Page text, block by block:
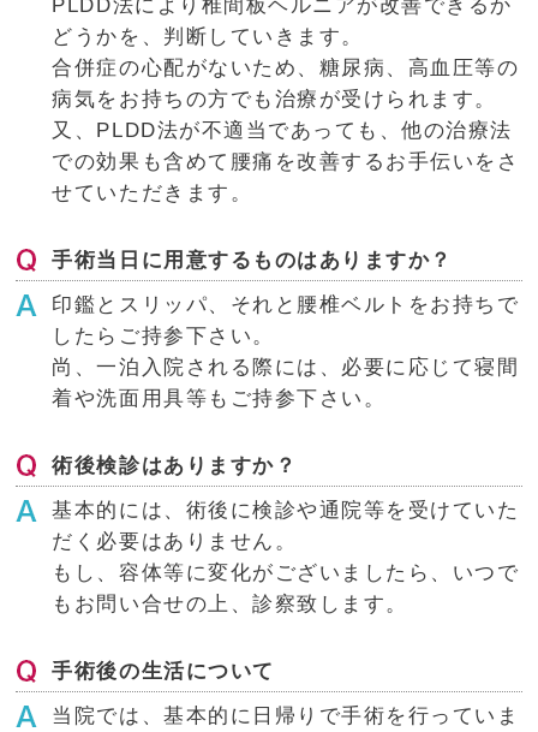
PLDD法により椎間板ヘルニアが改善できるか
どうかを、判断していきます。
合併症の心配がないため、糖尿病、高血圧等の
病気をお持ちの方でも治療が受けられます。
又、PLDD法が不適当であっても、他の治療法
での効果も含めて腰痛を改善するお手伝いをさ
せていただきます。
手術当日に用意するものはありますか？
印鑑とスリッパ、それと腰椎ベルトをお持ちで
したらご持参下さい。
尚、一泊入院される際には、必要に応じて寝間
着や洗面用具等もご持参下さい。
術後検診はありますか？
基本的には、術後に検診や通院等を受けていた
だく必要はありません。
もし、容体等に変化がございましたら、いつで
もお問い合せの上、診察致します。
手術後の生活について
当院では、基本的に日帰りで手術を行っていま